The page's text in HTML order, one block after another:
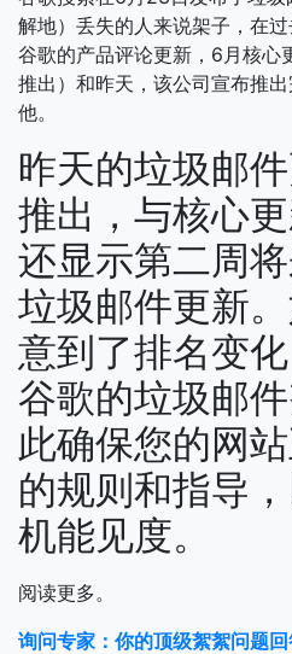
解地）丢失的人来说架子，在
谷歌的产品评论更新，6月核心
推出）和昨天，该公司宣布推
他。
昨天的垃圾邮
推出，与核心
还显示第二周
垃圾邮件更新
意到了排名变
谷歌的垃圾邮
此确保您的网
的规则和指导
机能见度。
阅读更多。
询问专家：你的顶级絮絮问题